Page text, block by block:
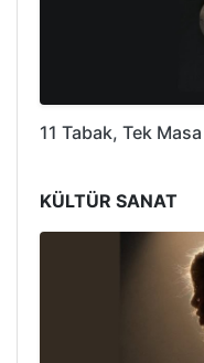
11 Tabak, Tek Masa
KÜLTÜR SANAT